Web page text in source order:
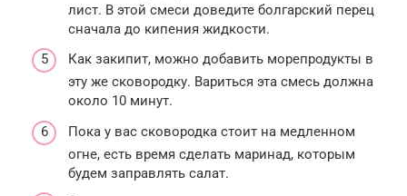
лист. В этой смеси доведите болгарский перец
сначала до кипения жидкости.
Как закипит, можно добавить морепродукты в
эту же сковородку. Вариться эта смесь должна
около 10 минут.
Пока у вас сковородка стоит на медленном
огне, есть время сделать маринад, которым
будем заправлять салат.